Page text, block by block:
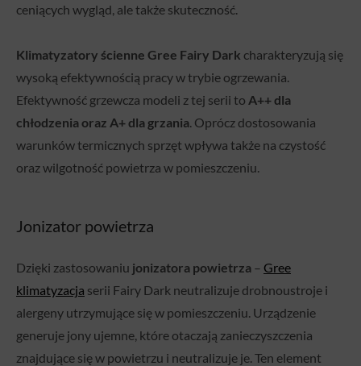
ceniących wygląd, ale także skuteczność.
Klimatyzatory ścienne Gree Fairy Dark charakteryzują się
wysoką efektywnością pracy w trybie ogrzewania.
Efektywność grzewcza modeli z tej serii to A++ dla
chłodzenia oraz A+ dla grzania. Oprócz dostosowania
warunków termicznych sprzęt wpływa także na czystość
oraz wilgotność powietrza w pomieszczeniu.
Jonizator powietrza
Dzięki zastosowaniu jonizatora powietrza – Gree
klimatyzacja serii Fairy Dark neutralizuje drobnoustroje i
alergeny utrzymujące się w pomieszczeniu. Urządzenie
generuje jony ujemne, które otaczają zanieczyszczenia
znajdujące się w powietrzu i neutralizuje je. Ten element